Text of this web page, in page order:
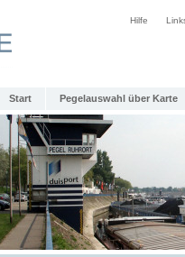
Hilfe
Start Pegelauswahl über Karte